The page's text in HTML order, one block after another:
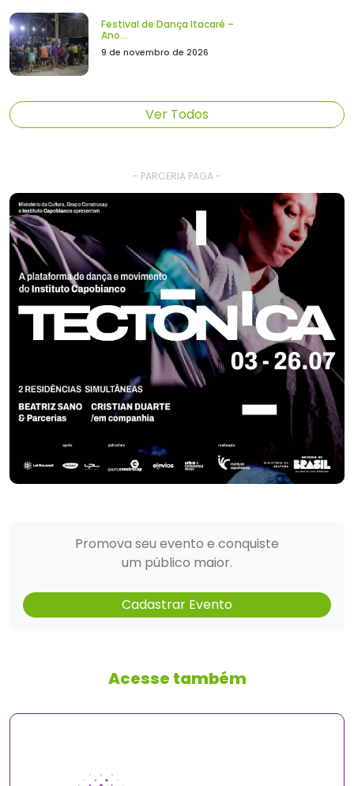
Festival de Dança Itacaré –
Ano...
9 de novembro de 2026
Ver Todos
- PARCERIA PAGA -
Promova seu evento e conquiste
um público maior.
Cadastrar Evento
Acesse também